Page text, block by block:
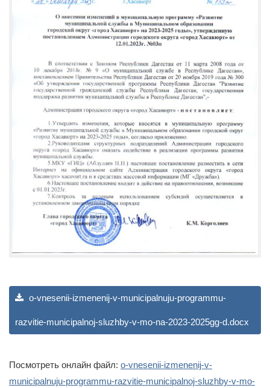
o-vnesenii-izmenenij-v-municipalnuju-programmu-
razvitie-municipalnoj-sluzhby-v-mo-na-2023-2025gg-d.docx
Посмотреть онлайн файл: o-vnesenii-izmenenij-v-
municipalnuju-programmu-razvitie-municipalnoj-sluzhby-v-mo-